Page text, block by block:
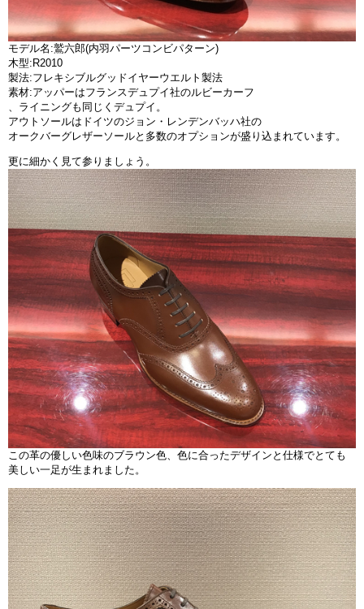
モデル名:鷲六郎(内羽パーツコンビパターン)
木型:R2010
製法:フレキシブルグッドイヤーウエルト製法
素材:アッパーはフランスデュプイ社のルビーカーフ
、ライニングも同じくデュプイ。
アウトソールはドイツのジョン・レンデンバッハ社の
オークバーグレザーソールと多数のオプションが盛り込まれています。
更に細かく見て参りましょう。
この革の優しい色味のブラウン色、色に合ったデザインと仕様でとても
美しい一足が生まれました。